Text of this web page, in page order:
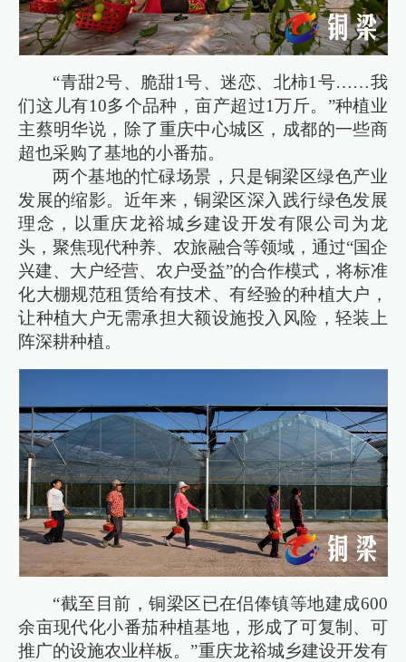
“青甜2号、脆甜1号、迷恋、北柿1号……我
们这儿有10多个品种，亩产超过1万斤。”种植业
主蔡明华说，除了重庆中心城区，成都的一些商
超也采购了基地的小番茄。
两个基地的忙碌场景，只是铜梁区绿色产业
发展的缩影。近年来，铜梁区深入践行绿色发展
理念，以重庆龙裕城乡建设开发有限公司为龙
头，聚焦现代种养、农旅融合等领域，通过“国企
兴建、大户经营、农户受益”的合作模式，将标准
化大棚规范租赁给有技术、有经验的种植大户，
让种植大户无需承担大额设施投入风险，轻装上
阵深耕种植。
“截至目前，铜梁区已在侣俸镇等地建成600
余亩现代化小番茄种植基地，形成了可复制、可
推广的设施农业样板。”重庆龙裕城乡建设开发有